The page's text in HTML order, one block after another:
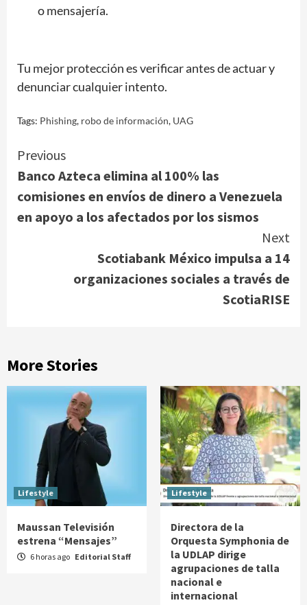
o mensajería.
Tu mejor protección es verificar antes de actuar y
denunciar cualquier intento.
Tags: Phishing, robo de información, UAG
Continue
Reading
Previous
Banco Azteca elimina al 100% las
comisiones en envíos de dinero a Venezuela
en apoyo a los afectados por los sismos
Next
Scotiabank México impulsa a 14
organizaciones sociales a través de
ScotiaRISE
More Stories
Lifestyle
Maussan Televisión
estrena “Mensajes”
6 horas ago Editorial Staff
Lifestyle
Directora de la
Orquesta Symphonia de
la UDLAP dirige
agrupaciones de talla
nacional e
internacional